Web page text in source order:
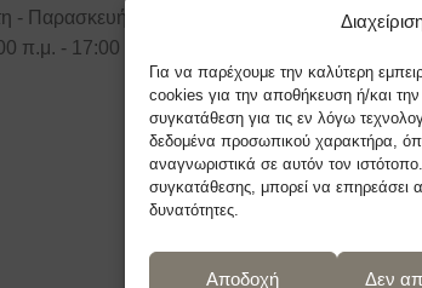
Για να παρέχουμε την καλύτερη
cookies για την αποθήκευση ή/και
συγκατάθεση για τις εν λόγω
δεδομένα προσωπικού χαρακτήρα,
αναγνωριστικά σε αυτόν τον
συγκατάθεσης, μπορεί να επηρεάσει
δυνατότητες.
Αποδοχή Δεν
- Παρασκευή: 10:00 π.μ. - 21:00 μ.μ.
π.μ. - 17:00 μ.μ.